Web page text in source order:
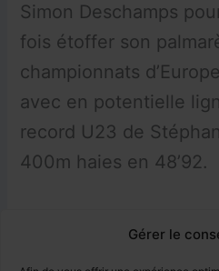
Gérer le
Simon Deschamps
fois étoffer son
championnats
avec en potentielle
record U23 de
400m haies en 48’92.